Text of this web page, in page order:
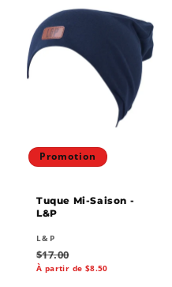
Promotion
Tuque Mi-Saison -
L&P
Fournisseur :
L&P
Prix
habituel
$17.00
promotionnel
À partir de $8.50